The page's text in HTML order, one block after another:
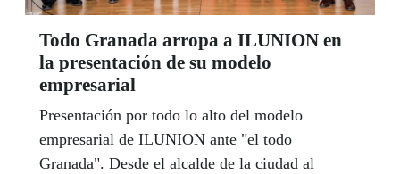
Todo Granada arropa a ILUNION en
la presentación de su modelo
empresarial
Presentación por todo lo alto del modelo
empresarial de ILUNION ante "el todo
Granada". Desde el alcalde de la ciudad al